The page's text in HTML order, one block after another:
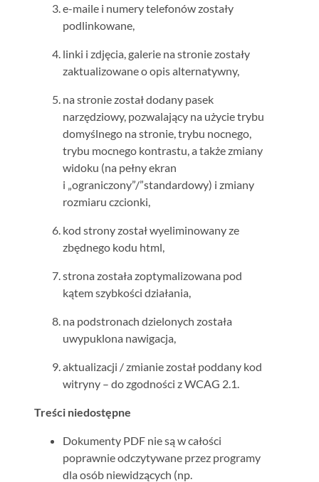
e-maile i numery telefonów zostały
podlinkowane,
linki i zdjęcia, galerie na stronie zostały
zaktualizowane o opis alternatywny,
na stronie został dodany pasek
narzędziowy, pozwalający na użycie trybu
domyślnego na stronie, trybu nocnego,
trybu mocnego kontrastu, a także zmiany
widoku (na pełny ekran
i „ograniczony”/”standardowy) i zmiany
rozmiaru czcionki,
kod strony został wyeliminowany ze
zbędnego kodu html,
strona została zoptymalizowana pod
kątem szybkości działania,
na podstronach dzielonych została
uwypuklona nawigacja,
aktualizacji / zmianie został poddany kod
witryny – do zgodności z WCAG 2.1.
Treści niedostępne
Dokumenty PDF nie są w całości
poprawnie odczytywane przez programy
dla osób niewidzących (np.